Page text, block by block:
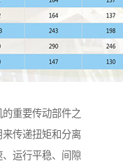
重要传动部件之
传递扭矩和分离
运行平稳、间隙